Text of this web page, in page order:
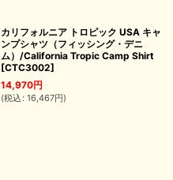
カリフォルニア トロピック USA キャ
ンプシャツ（フィッシング・デニ
ム）/California Tropic Camp Shirt
[CTC3002]
14,970円
(税込 : 16,467円)